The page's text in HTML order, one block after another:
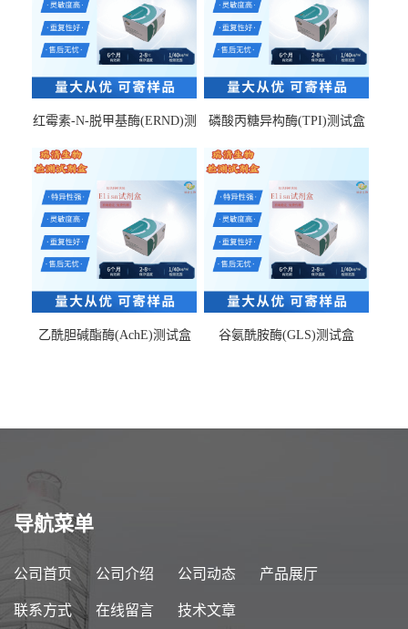
红霉素-N-脱甲基酶(ERND)测
磷酸丙糖异构酶(TPI)测试盒
乙酰胆碱酯酶(AchE)测试盒 谷氨酰胺酶(GLS)测试盒
导航菜单
公司首页 公司介绍 公司动态 产品展厅
联系方式 在线留言 技术文章